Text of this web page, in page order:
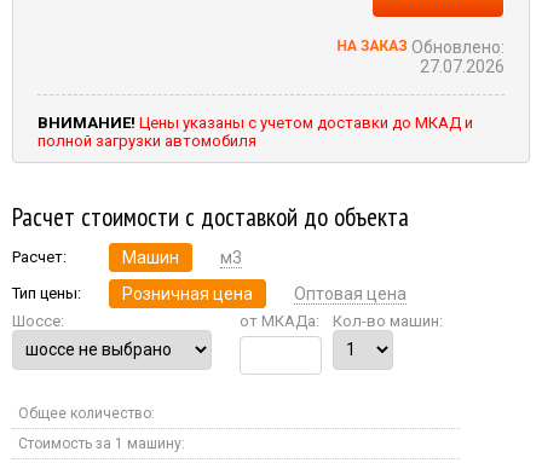
Обновлено:
27.07.2026
ВНИМАНИЕ! Цены указаны с учетом доставки до МКАД и
полной загрузки автомобиля
Расчет стоимости с доставкой до объекта
Расчет: Машин м3
Тип цены: Розничная цена Оптовая цена
Шоссе: от МКАДа: Кол-во машин:
Общее количество:
Стоимость за 1 машину: